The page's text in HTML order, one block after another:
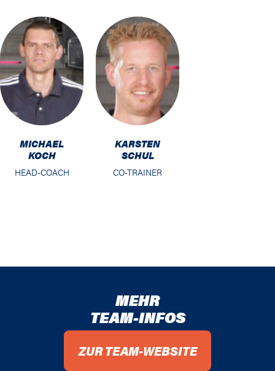
MICHAEL
KOCH
HEAD-COACH
KARSTEN
SCHUL
CO-TRAINER
MEHR
TEAM-INFOS
ZUR TEAM-WEBSITE